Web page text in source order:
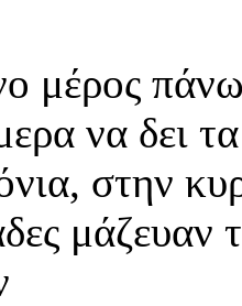
μέρος
να δει
στην
μάζευαν